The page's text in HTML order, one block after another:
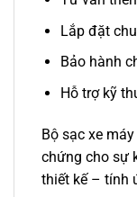
Lắp đặt
Bảo hành
Hỗ trợ kỹ
Bộ sạc xe
chứng cho sự
thiết kế – tính